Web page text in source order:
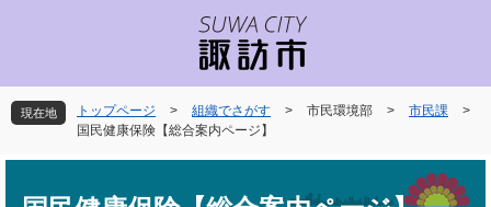
先
頭
を
飛
現在地 トップページ > 組織でさがす > 市民環境部 > 市民課
>
国民健康保険【総合案内ページ】